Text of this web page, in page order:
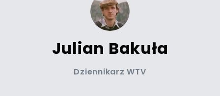
Julian Bakuła
Dziennikarz WTV